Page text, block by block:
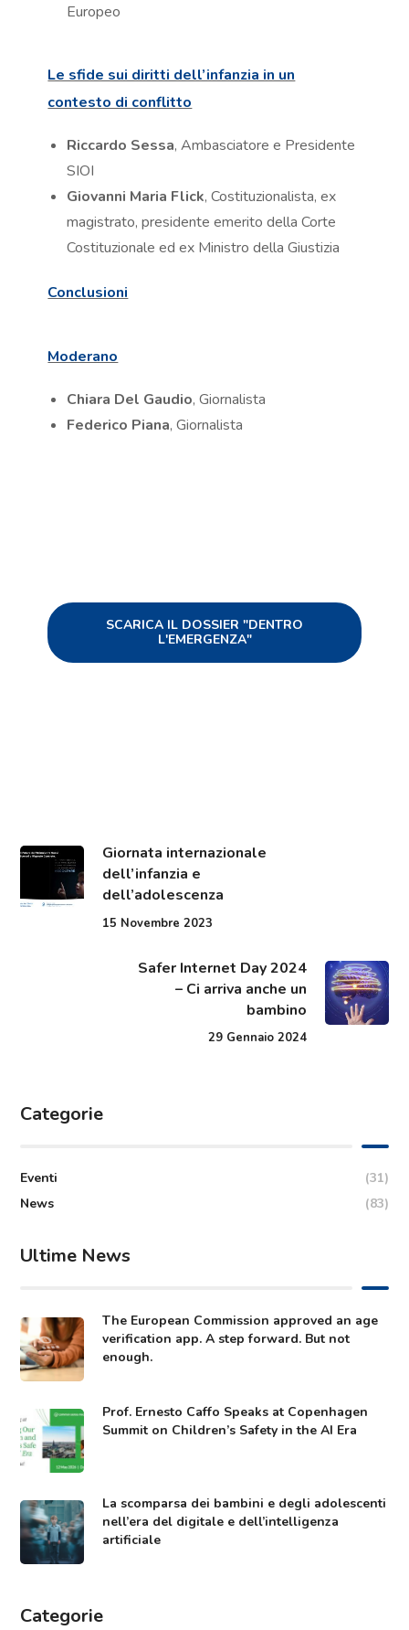
Europeo
Le sfide sui diritti dell’infanzia in un
contesto di conflitto
Riccardo Sessa, Ambasciatore e Presidente
SIOI
Giovanni Maria Flick, Costituzionalista, ex
magistrato, presidente emerito della Corte
Costituzionale ed ex Ministro della Giustizia
Conclusioni
Moderano
Chiara Del Gaudio, Giornalista
Federico Piana, Giornalista
SCARICA IL DOSSIER "DENTRO
L'EMERGENZA"
Giornata internazionale
dell’infanzia e
dell’adolescenza
15 Novembre 2023
Safer Internet Day 2024
– Ci arriva anche un
bambino
29 Gennaio 2024
Categorie
Eventi
(31)
News
(83)
Ultime News
The European Commission approved an age
verification app. A step forward. But not
enough.
Prof. Ernesto Caffo Speaks at Copenhagen
Summit on Children’s Safety in the AI Era
La scomparsa dei bambini e degli adolescenti
nell’era del digitale e dell’intelligenza
artificiale
Categorie